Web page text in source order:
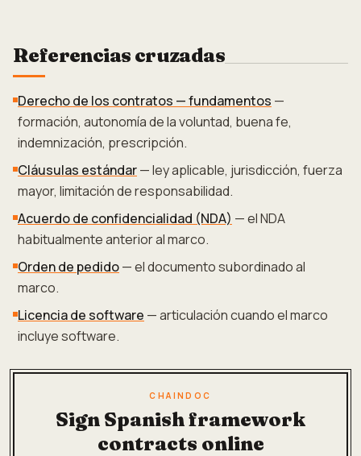
Referencias cruzadas
Derecho de los contratos — fundamentos —
formación, autonomía de la voluntad, buena fe,
indemnización, prescripción.
Cláusulas estándar— ley aplicable, jurisdicción, fuerza
mayor, limitación de responsabilidad.
Acuerdo de confidencialidad (NDA) — el NDA
habitualmente anterior al marco.
Orden de pedido— el documento subordinado al
marco.
Licencia de software — articulación cuando el marco
incluye software.
CHAINDOC
Sign Spanish framework
contracts online